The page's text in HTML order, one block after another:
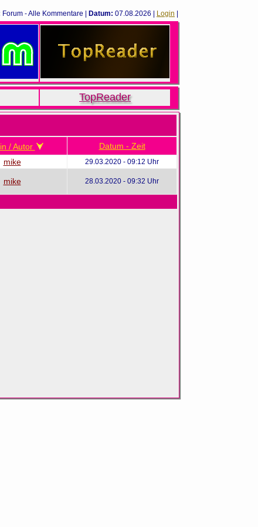
Login
Datum: 07.08.2026 |
Forum - Alle Kommentare |
TopReader
/ Autor
Datum - Zeit
mike 29.03.2020 - 09:12 Uhr
mike 28.03.2020 - 09:32 Uhr